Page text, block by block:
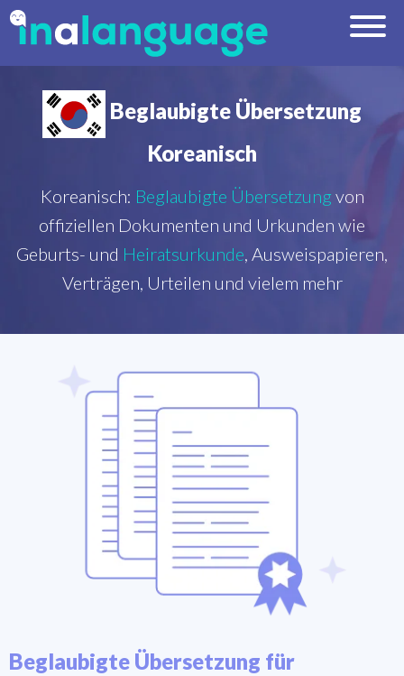
Beglaubigte Übersetzung
Koreanisch
Koreanisch: Beglaubigte Übersetzung von
offiziellen Dokumenten und Urkunden wie
Geburts- und Heiratsurkunde , Ausweispapieren,
Verträgen, Urteilen und vielem mehr
Beglaubigte Übersetzung für